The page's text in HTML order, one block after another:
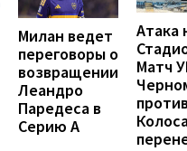
Милан ведет
переговоры о
возвращении
Леандро
Паредеса в
Серию А
Атака
Матч